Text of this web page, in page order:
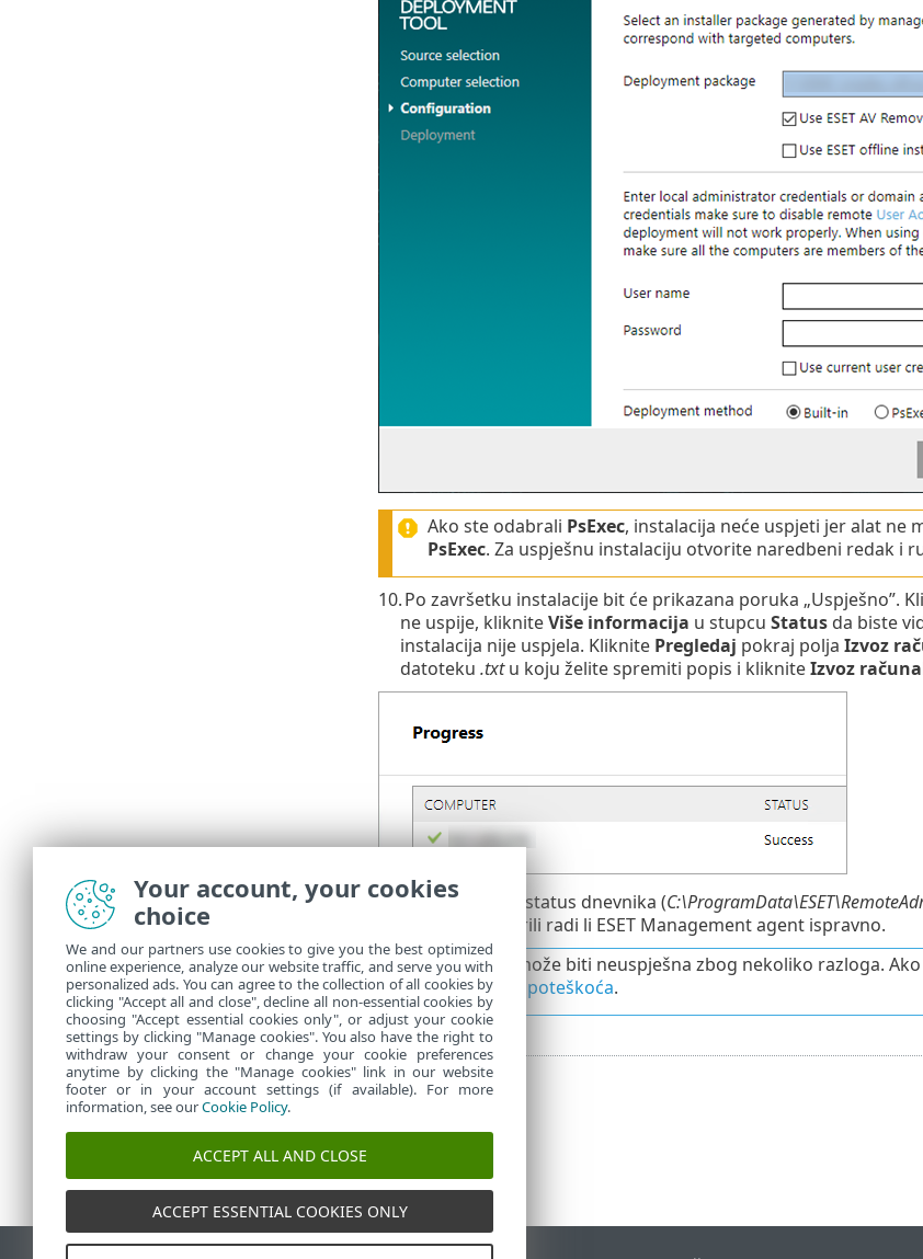
Ako ste odabrali PsExec, instalacija neće uspjeti jer alat ne
PsExec. Za uspješnu instalaciju otvorite naredbeni redak i
10.Po završetku instalacije bit će prikazana poruka „Uspješno”.
ne uspije, klikniteViše informacija u stupcu Statusda biste
instalacija nije uspjela. Kliknite Pregledaj pokraj polja Izvoz
datoteku .txtu koju želite spremiti popis i klikniteIzvoz
Možete provjeriti status dnevnika (
kako biste provjerili radi li ESET Management agent ispravno.
Instalacija može biti neuspješna zbog nekoliko razloga.
Otklanjanje poteškoća.
Your account, your cookies
choice
We and our partners use cookies to give you the best optimized
online experience, analyze our website traffic, and serve you with
personalized ads. You can agree to the collection of all cookies by
clicking "Accept all and close", decline all non-essential cookies by
choosing "Accept essential cookies only", or adjust your cookie
settings by clicking "Manage cookies". You also have the right to
withdraw your consent or change your cookie preferences
anytime by clicking the "Manage cookies" link in our website
footer or in your account settings (if available). For more
information, see ourCookie Policy.
ACCEPT ALL AND CLOSE
ACCEPT ESSENTIAL COOKIES ONLY